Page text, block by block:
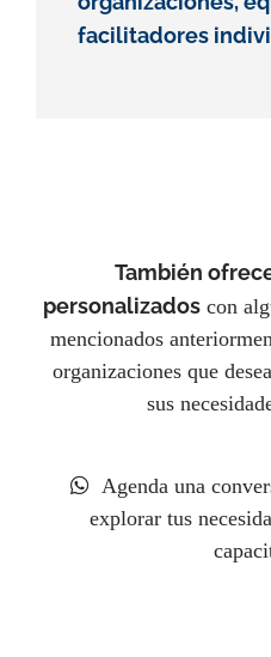
facilitadores
También
personalizadoscon
mencionados
organizaciones que
sus
Agenda una
explorar tus